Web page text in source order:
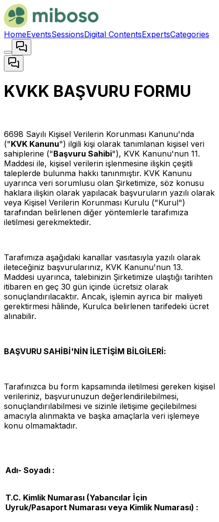
HomeEventsSessionsDigital ContentsExpertsCategories
KVKK BAŞVURU FORMU
6698 Sayılı Kişisel Verilerin Korunması Kanunu'nda
("KVK Kanunu") ilgili kişi olarak tanımlanan kişisel veri
sahiplerine ("Başvuru Sahibi"), KVK Kanunu'nun 11.
Maddesi ile, kişisel verilerin işlenmesine ilişkin çeşitli
taleplerde bulunma hakkı tanınmıştır. KVK Kanunu
uyarınca veri sorumlusu olan Şirketimize, söz konusu
haklara ilişkin olarak yapılacak başvuruların yazılı olarak
veya Kişisel Verilerin Korunması Kurulu ("Kurul")
tarafından belirlenen diğer yöntemlerle tarafımıza
iletilmesi gerekmektedir.
Tarafımıza aşağıdaki kanallar vasıtasıyla yazılı olarak
ileteceğiniz başvurularınız, KVK Kanunu'nun 13.
Maddesi uyarınca, talebinizin Şirketimize ulaştığı tarihten
itibaren en geç 30 gün içinde ücretsiz olarak
sonuçlandırılacaktır. Ancak, işlemin ayrıca bir maliyeti
gerektirmesi hâlinde, Kurulca belirlenen tarifedeki ücret
alınabilir.
BAŞVURU SAHİBİ'NİN İLETİŞİM BİLGİLERİ:
Tarafınızca bu form kapsamında iletilmesi gereken kişisel
verileriniz, başvurunuzun değerlendirilebilmesi,
sonuçlandırılabilmesi ve sizinle iletişime geçilebilmesi
amacıyla alınmakta ve başka amaçlarla veri işlemeye
konu olmamaktadır.
Adı- Soyadı :
T.C. Kimlik Numarası (Yabancılar İçin
Uyruk/Pasaport Numarası veya Kimlik Numarası) :